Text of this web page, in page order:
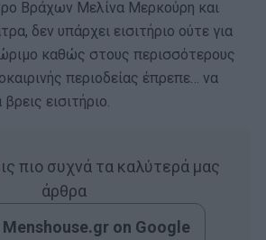
Βράχων Μελίνα Μερκούρη και
δεν υπάρχει εισιτήριο ούτε για
καθώς στους περισσότερους
περιοδείας έπρεπε… να
εισιτήριο.
πιο συχνά τα καλύτερά μας
άρθρα
on Google